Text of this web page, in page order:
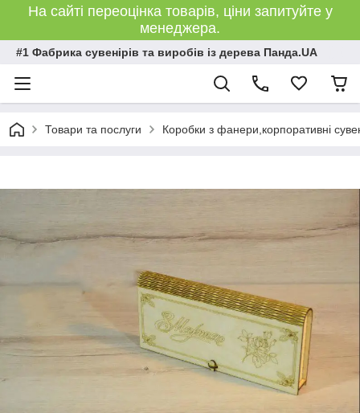
На сайті переоцінка товарів, ціни запитуйте у
менеджера.
#1 Фабрика сувенірів та виробів із дерева Панда.UA
Товари та послуги Коробки з фанери,корпоративні